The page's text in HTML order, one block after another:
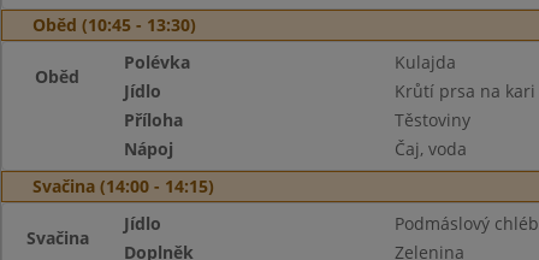
Oběd (10:45 - 13:30)
Oběd
Polévka
Kulajda
Jídlo
Krůtí prsa na kari
Příloha
Těstoviny
Nápoj
Čaj, voda
Svačina (14:00 - 14:15)
Svačina
Jídlo
Podmáslový
Doplněk
Zelenina